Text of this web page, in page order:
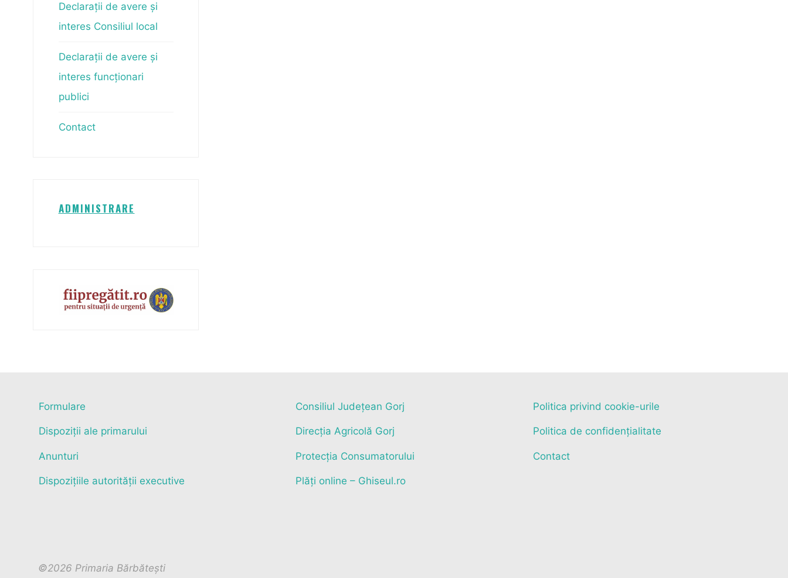
Declarații de avere și
interes Consiliul local
Declarații de avere și
interes funcționari
publici
Contact
ADMINISTRARE
Formulare
Dispoziții ale primarului
Anunturi
Dispozițiile autorității executive
Consiliul Județean Gorj
Direcția Agricolă Gorj
Protecția Consumatorului
Plăți online – Ghiseul.ro
Politica privind cookie-urile
Politica de confidențialitate
Contact
©2026 Primaria Bărbătești